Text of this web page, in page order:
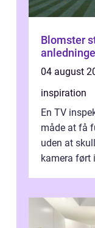
Blomster
04 august
inspiration
En TV
måde at få
uden at
kamera ført